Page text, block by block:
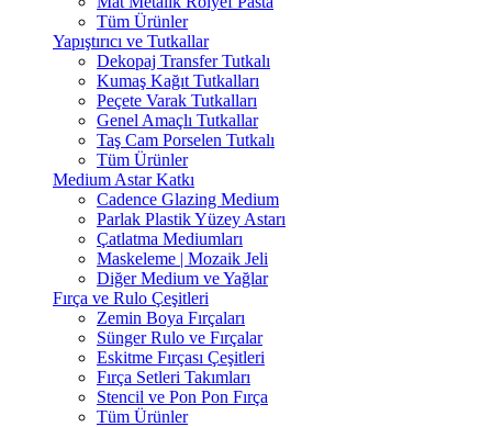
Tüm Ürünler
Yapıştırıcı ve Tutkallar
Dekopaj Transfer Tutkalı
Kumaş Kağıt Tutkalları
Peçete Varak Tutkalları
Genel Amaçlı Tutkallar
Taş Cam Porselen Tutkalı
Tüm Ürünler
Medium Astar Katkı
Cadence Glazing Medium
Parlak Plastik Yüzey Astarı
Çatlatma Mediumları
Maskeleme | Mozaik Jeli
Diğer Medium ve Yağlar
Fırça ve Rulo Çeşitleri
Zemin Boya Fırçaları
Sünger Rulo ve Fırçalar
Eskitme Fırçası Çeşitleri
Fırça Setleri Takımları
Stencil ve Pon Pon Fırça
Tüm Ürünler